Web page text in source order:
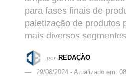
para fases finais de
paletização de produtos
mais diversos segmentos
por REDAÇÃO
29/08/2024 - Atualizado em: